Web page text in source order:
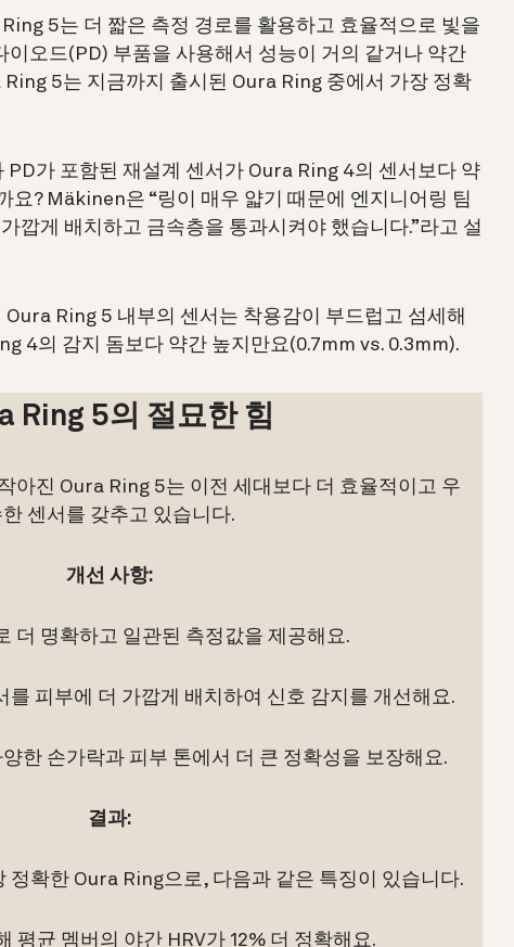
5는 더 짧은 측정 경로를 활용하고 효율적으로 빛을
이오드(PD) 부품을 사용해서 성능이 거의 같거나 약간
5는 지금까지 출시된 Oura Ring 중에서 가장 정확
가 포함된 재설계 센서가 Oura Ring 4의 센서보다 약
요? Mäkinen은 “링이 매우 얇기 때문에 엔지니어링 팀
깝게 배치하고 금속층을 통과시켜야 했습니다.”라고 설
Ring 5 내부의 센서는 착용감이 부드럽고 섬세해
4의 감지 돔보다 약간 높지만요(0.7mm vs. 0.3mm).
Ring 5의 절묘한 힘
아진 Oura Ring 5는 이전 세대보다 더 효율적이고 우
한 센서를 갖추고 있습니다.
개선 사항:
더 명확하고 일관된 측정값을 제공해요.
를 피부에 더 가깝게 배치하여 신호 감지를 개선해요.
한 손가락과 피부 톤에서 더 큰 정확성을 보장해요.
결과:
정확한 Oura Ring으로, 다음과 같은 특징이 있습니다.
평균 멤버의 야간 HRV가 12% 더 정확해요.